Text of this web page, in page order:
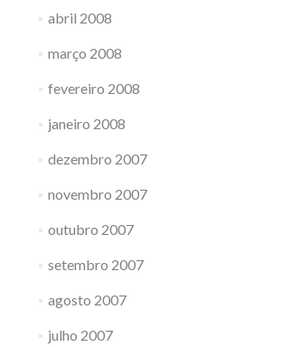
abril 2008
março 2008
fevereiro 2008
janeiro 2008
dezembro 2007
novembro 2007
outubro 2007
setembro 2007
agosto 2007
julho 2007